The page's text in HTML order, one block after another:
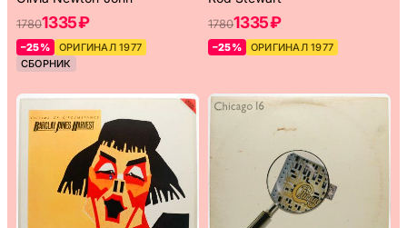
17801335 ₽
–25%
ОРИГИНАЛ 1977
СБОРНИК
17801335 ₽
–25% ОРИГИНАЛ 1977